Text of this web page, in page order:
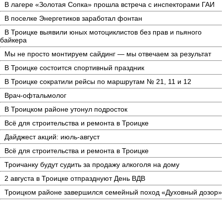
В лагере «Золотая Сопка» прошла встреча с инспекторами ГАИ
В поселке Энергетиков заработал фонтан
В Троицке выявили юных мотоциклистов без прав и пьяного
байкера
Мы не просто монтируем сайдинг — мы отвечаем за результат
В Троицке состоится спортивный праздник
В Троицке сократили рейсы по маршрутам № 21, 11 и 12
Врач-офтальмолог
В Троицком районе утонул подросток
Всё для строительства и ремонта в Троицке
Дайджест акций: июль-август
Всё для строительства и ремонта в Троицке
Троичанку будут судить за продажу алкоголя на дому
2 августа в Троицке отпразднуют День ВДВ
Троицком районе завершился семейный поход «Духовный дозор»